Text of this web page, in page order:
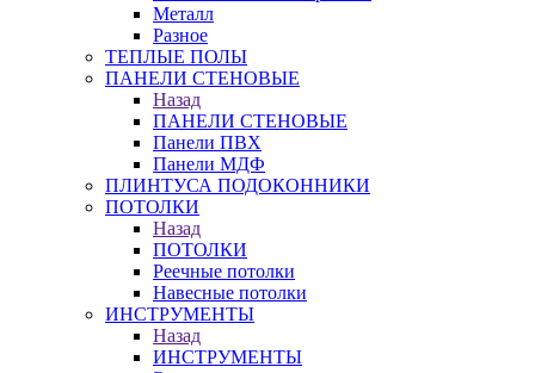
Металл
Разное
ТЕПЛЫЕ ПОЛЫ
ПАНЕЛИ СТЕНОВЫЕ
Назад
ПАНЕЛИ СТЕНОВЫЕ
Панели ПВХ
Панели МДФ
ПЛИНТУСА ПОДОКОННИКИ
ПОТОЛКИ
Назад
ПОТОЛКИ
Реечные потолки
Навесные потолки
ИНСТРУМЕНТЫ
Назад
ИНСТРУМЕНТЫ